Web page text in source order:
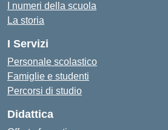
I numeri della scuola
La storia
I Servizi
Personale scolastico
Famiglie e studenti
Percorsi di studio
Didattica